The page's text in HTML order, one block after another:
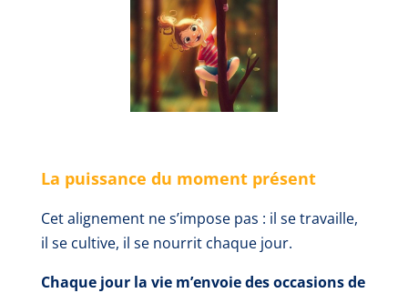
La puissance du moment présent
Cet alignement ne s’impose pas : il se travaille,
il se cultive, il se nourrit chaque jour.
Chaque jour la vie m’envoie des occasions de